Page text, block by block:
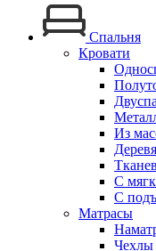
Спальня
Кровати
Из
С
С
Матрасы
Чехлы